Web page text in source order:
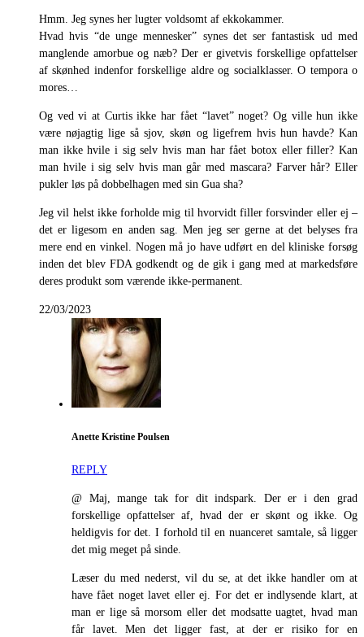
Hmm. Jeg synes her lugter voldsomt af ekkokammer.
Hvad hvis “de unge mennesker” synes det ser fantastisk ud med
manglende amorbue og næb? Der er givetvis forskellige opfattelser
af skønhed indenfor forskellige aldre og socialklasser. O tempora o
mores…
Og ved vi at Curtis ikke har fået “lavet” noget? Og ville hun ikke
være nøjagtig lige så sjov, skøn og ligefrem hvis hun havde? Kan
man ikke hvile i sig selv hvis man har fået botox eller filler? Kan
man hvile i sig selv hvis man går med mascara? Farver hår? Eller
pukler løs på dobbelhagen med sin Gua sha?
Jeg vil helst ikke forholde mig til hvorvidt filler forsvinder eller ej –
det er ligesom en anden sag. Men jeg ser gerne at det belyses fra
mere end en vinkel. Nogen må jo have udført en del kliniske forsøg
inden det blev FDA godkendt og de gik i gang med at markedsføre
deres produkt som værende ikke-permanent.
22/03/2023
Anette Kristine Poulsen
REPLY
@ Maj, mange tak for dit indspark. Der er i den grad
forskellige opfattelser af, hvad der er skønt og ikke. Og
heldigvis for det. I forhold til en nuanceret samtale, så ligger
det mig meget på sinde.
Læser du med nederst, vil du se, at det ikke handler om at
have fået noget lavet eller ej. For det er indlysende klart, at
man er lige så morsom eller det modsatte uagtet, hvad man
får lavet. Men det ligger fast, at der er risiko for en